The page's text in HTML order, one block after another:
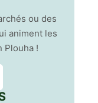
ou des
animent les
Plouha !